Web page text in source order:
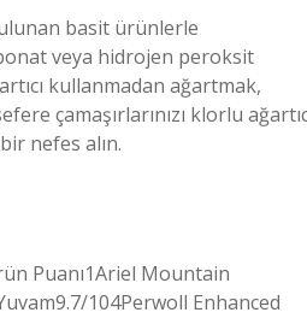
basit ürünlerle
veya hidrojen peroksit
kullanmadan ağartmak,
çamaşırlarınızı klorlu
nefes alın.
Puanı1Ariel Mountain
104Perwoll Enhanced